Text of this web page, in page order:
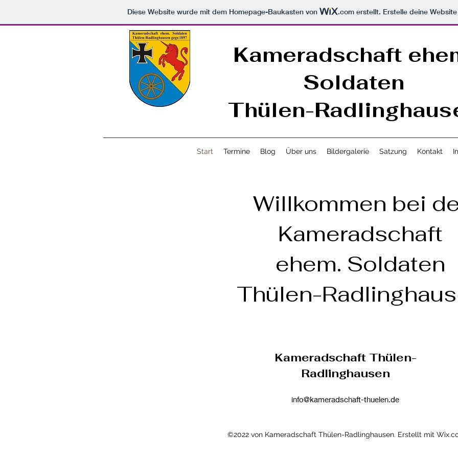
Diese Website wurde mit dem Homepage-Baukasten von .com erstellt. Erstelle deine
Kameradschaft
Soldaten
Thülen-
Start Termine Blog Über uns Bildergalerie Satzung Kontakt
Willkommen bei
Kameradschaft
ehem. Soldaten
Thülen-
Kameradschaft Thülen-
Radlinghausen
info@kameradschaft-thuelen.de
©2022 von Kameradschaft Thülen-Radlinghausen. Erstellt mit